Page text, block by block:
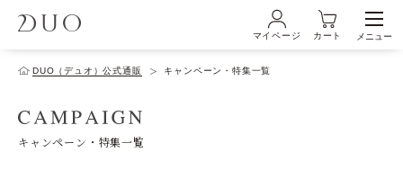
ログイン・新規会員登録
初めての方へ
マイページ カート メニュー
DUO（デュオ）公式通販 キャンペーン・特集一覧
キャンペーン・特集一覧